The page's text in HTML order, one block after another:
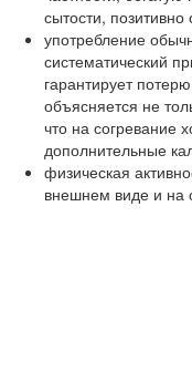
сытости,
употребление
систематический
гарантирует
объясняется не
что на согревание
дополнительные
физическая
внешнем виде и на